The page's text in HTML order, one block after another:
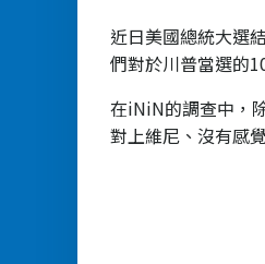
近日美國總統大選
們對於川普當選的
在iNiN的調查中，
對上維尼、沒有感